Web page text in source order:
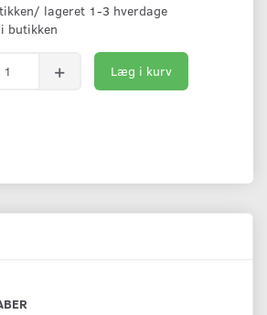
lageret 1-3 hverdage
butikken
Læg i kurv